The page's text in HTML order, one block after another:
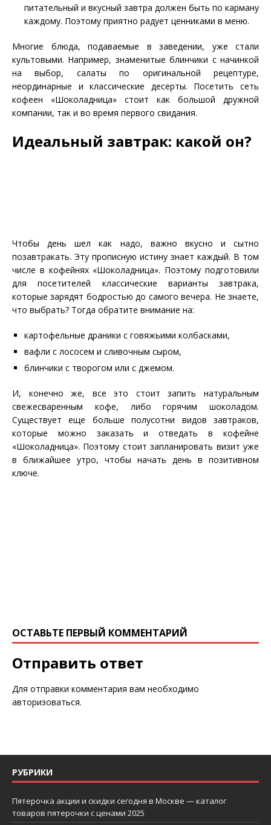
питательный и вкусный завтра должен быть по карману
каждому. Поэтому приятно радует ценниками в меню.
Многие блюда, подаваемые в заведении, уже стали
культовыми. Например, знаменитые блинчики с начинкой
на выбор, салаты по оригинальной рецептуре,
неординарные и классические десерты. Посетить сеть
кофеен «Шоколадница» стоит как большой дружной
компании, так и во время первого свидания.
Идеальный завтрак: какой он?
Чтобы день шел как надо, важно вкусно и сытно
позавтракать. Эту прописную истину знает каждый. В том
числе в кофейнях «Шоколадница». Поэтому подготовили
для посетителей классические варианты завтрака,
которые зарядят бодростью до самого вечера. Не знаете,
что выбрать? Тогда обратите внимание на:
картофельные драники с говяжьими колбасками,
вафли с лососем и сливочным сыром,
блинчики с творогом или с джемом.
И, конечно же, все это стоит запить натуральным
свежесваренным кофе, либо горячим шоколадом.
Существует еще больше полусотни видов завтраков,
которые можно заказать и отведать в кофейне
«Шоколадница». Поэтому стоит запланировать визит уже
в ближайшее утро, чтобы начать день в позитивном
ключе.
ОСТАВЬТЕ ПЕРВЫЙ КОММЕНТАРИЙ
Отправить ответ
Для отправки комментария вам необходимо
авторизоваться.
РУБРИКИ
Пятерочка акции и скидки сегодня в Москве — каталог
товаров пятерочки с ценами 2025